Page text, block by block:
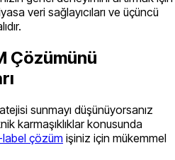
veri sağlayıcıları ve üçüncü
Çözümünü
sunmayı düşünüyorsanız
karmaşıklıklar konusunda
çözüm işiniz için mükemmel